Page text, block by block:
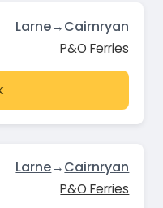
Larne→Cairnryan
P&O Ferries
Larne→Cairnryan
P&O Ferries